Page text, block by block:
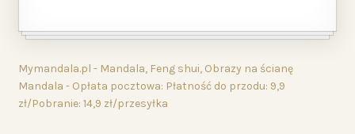
Mymandala.pl - Mandala, Feng shui, Obrazy na ścianę
Mandala - Opłata pocztowa: Płatność do przodu: 9,9
zł/Pobranie: 14,9 zł/przesyłka